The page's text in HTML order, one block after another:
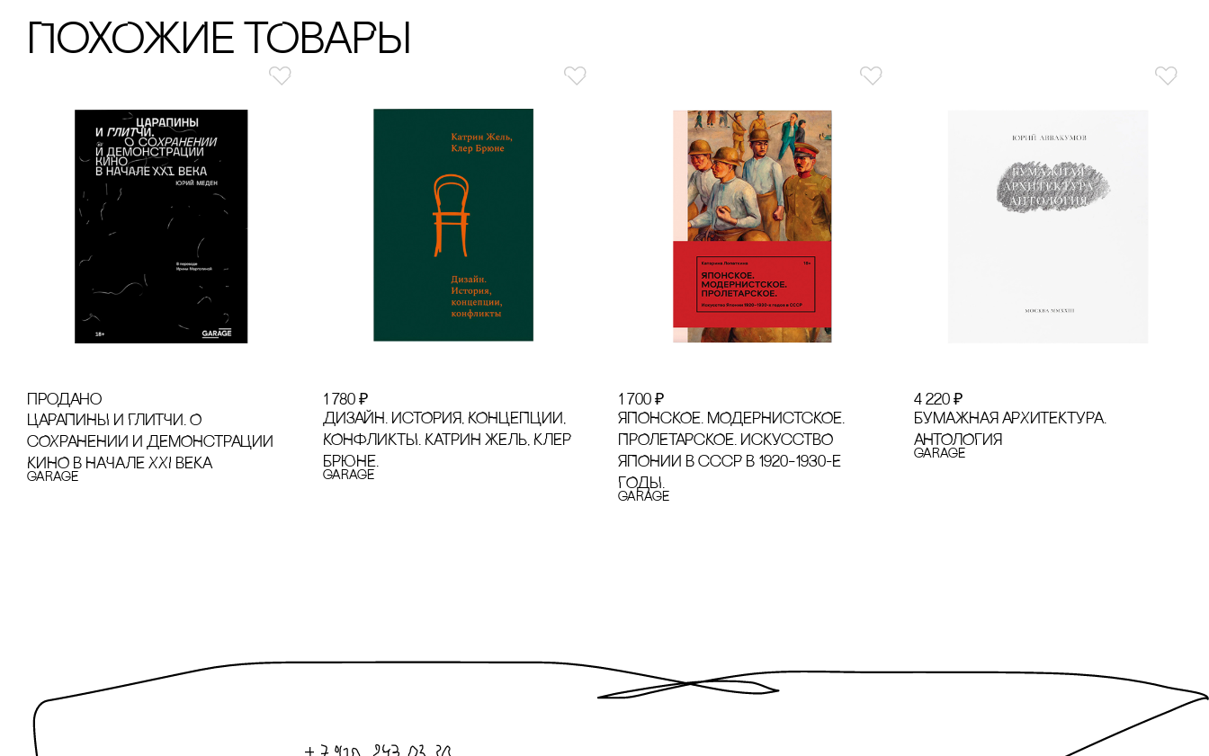
ПохОжИе тОваРы
продано
ЦАРАПИНЫ И ГЛИТЧИ. О
сОХРАНЕНИИ И ДЕМОНсТРАЦИИ
КИНО В НАЧАЛЕ XXI ВЕКА
GARAGE
1 780 ₽
ДИЗАЙН. ИсТОРИЯ, КОНЦЕПЦИИ,
КОНФЛИКТЫ. КАТРИН ЖЕЛЬ, КЛЕР
БРЮНЕ.
GARAGE
1 700 ₽
ЯПОНсКОЕ. МОДЕРНИсТсКОЕ.
ПРОЛЕТАРсКОЕ. ИсКУссТВО
ЯПОНИИ В сссР В 1920–1930-Е
ГОДЫ.
GARAGE
4 220 ₽
БУМАЖНАЯ АРХИТЕКТУРА.
АНТОЛОГИЯ
GARAGE